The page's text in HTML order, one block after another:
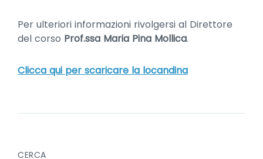
Per ulteriori informazioni rivolgersi al Direttore
del corso Prof.ssa Maria Pina Mollica.
Clicca qui per scaricare la locandina
CERCA